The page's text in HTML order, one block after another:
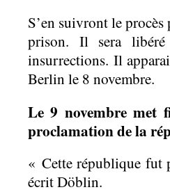
S’en suivront le
prison. Il sera libéré
insurrections. Il
Berlin le 8 novembre.
Le 9 novembre met
proclamation de la
« Cette république fut
écrit Döblin.